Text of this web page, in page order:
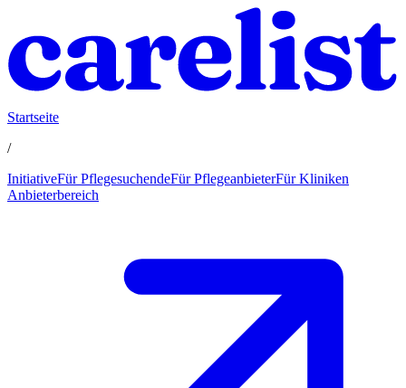
Startseite
/
InitiativeFür PflegesuchendeFür PflegeanbieterFür Kliniken
Anbieterbereich